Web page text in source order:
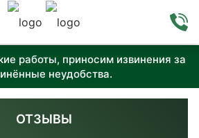
работы, приносим извинения за
неудобства.
ОТЗЫВЫ